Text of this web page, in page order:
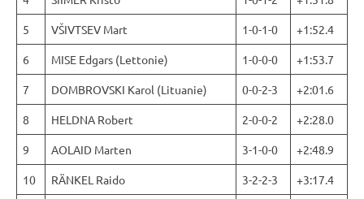
5 VŠIVTSEV Mart 1-0-1-0 +1:52.4
6 MISE Edgars (Lettonie) 1-0-0-0 +1:53.7
7 DOMBROVSKI Karol (Lituanie) 0-0-2-3 +2:01.6
8 HELDNA Robert 2-0-0-2 +2:28.0
9 AOLAID Marten 3-1-0-0 +2:48.9
10 RÄNKEL Raido 3-2-2-3 +3:17.4